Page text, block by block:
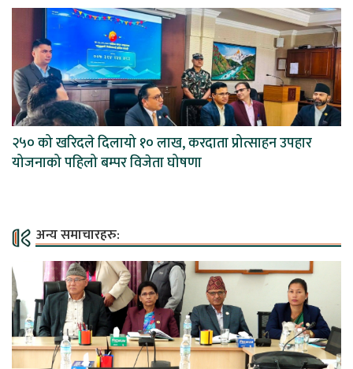
२५० को खरिदले दिलायो १० लाख, करदाता प्रोत्साहन उपहार
योजनाको पहिलो बम्पर विजेता घोषणा
अन्य समाचारहरु: